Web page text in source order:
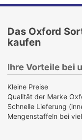
Das Oxford
kaufen
Ihre Vorteile bei
Kleine Preise
Qualität der Marke
Schnelle Lieferung
Mengenstaffeln bei